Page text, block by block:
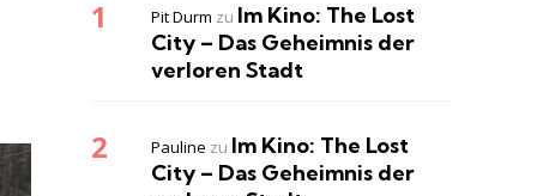
Pit Durm zu Im Kino: The Lost
City – Das Geheimnis der
verloren Stadt
Pauline zu Im Kino: The Lost
City – Das Geheimnis der